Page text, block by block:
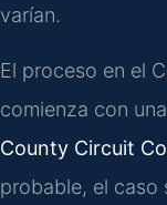
varían.
El proceso en el
comienza con
County Circuit
probable, el caso